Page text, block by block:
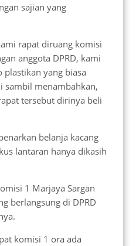
sajian yang
rapat diruang komisi
anggota DPRD, kami
plastikan yang biasa
sambil menambahkan,
tersebut dirinya beli
belanja kacang
lantaran hanya dikasih
1 Marjaya Sargan
berlangsung di DPRD
komisi 1 ora ada